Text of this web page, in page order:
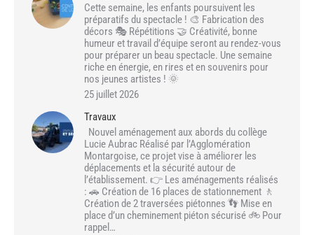
Cette semaine, les enfants poursuivent les
préparatifs du spectacle ! 🎨 Fabrication des
décors 🎭 Répétitions 🤝 Créativité, bonne
humeur et travail d’équipe seront au rendez-vous
pour préparer un beau spectacle. Une semaine
riche en énergie, en rires et en souvenirs pour
nos jeunes artistes ! 🌞
25 juillet 2026
Travaux
Nouvel aménagement aux abords du collège
Lucie Aubrac Réalisé par l’Agglomération
Montargoise, ce projet vise à améliorer les
déplacements et la sécurité autour de
l’établissement. 👉 Les aménagements réalisés
: 🚗 Création de 16 places de stationnement 🚶
Création de 2 traversées piétonnes 👣 Mise en
place d’un cheminement piéton sécurisé 🚲 Pour
rappel…